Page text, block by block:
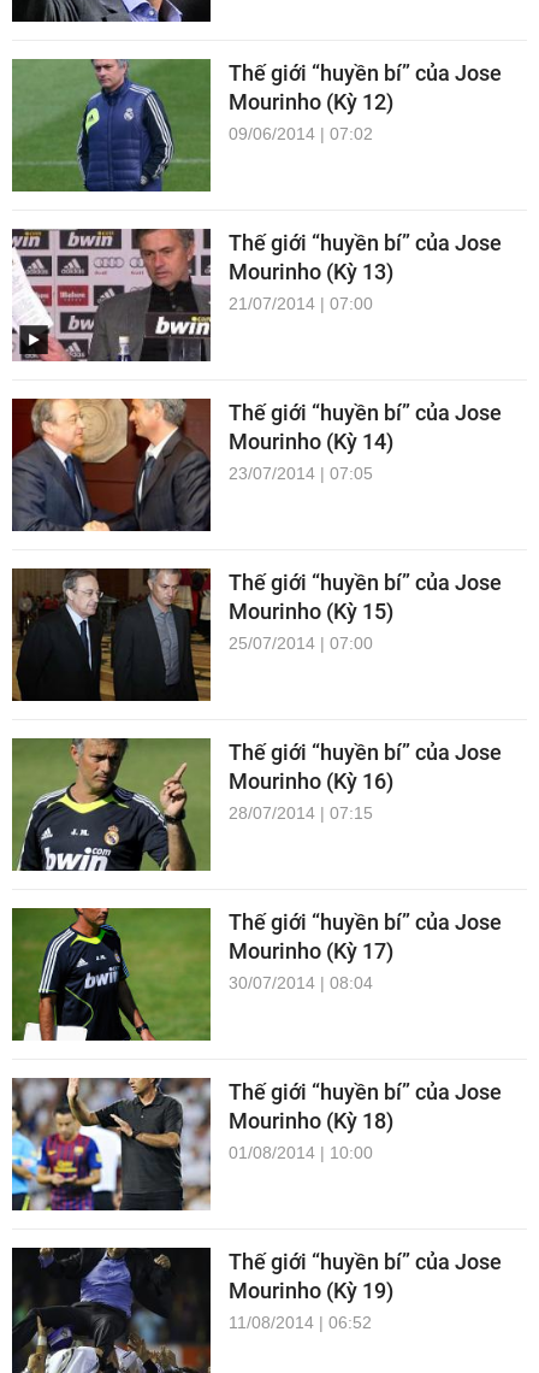
Thế giới “huyền bí” của Jose
Mourinho (Kỳ 12)
09/06/2014 | 07:02
Thế giới “huyền bí” của Jose
Mourinho (Kỳ 13)
21/07/2014 | 07:00
Thế giới “huyền bí” của Jose
Mourinho (Kỳ 14)
23/07/2014 | 07:05
Thế giới “huyền bí” của Jose
Mourinho (Kỳ 15)
25/07/2014 | 07:00
Thế giới “huyền bí” của Jose
Mourinho (Kỳ 16)
28/07/2014 | 07:15
Thế giới “huyền bí” của Jose
Mourinho (Kỳ 17)
30/07/2014 | 08:04
Thế giới “huyền bí” của Jose
Mourinho (Kỳ 18)
01/08/2014 | 10:00
Thế giới “huyền bí” của Jose
Mourinho (Kỳ 19)
11/08/2014 | 06:52